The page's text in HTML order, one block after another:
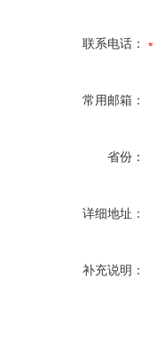
联系电话：
常用邮箱：
省份：
详细地址：
补充说明：